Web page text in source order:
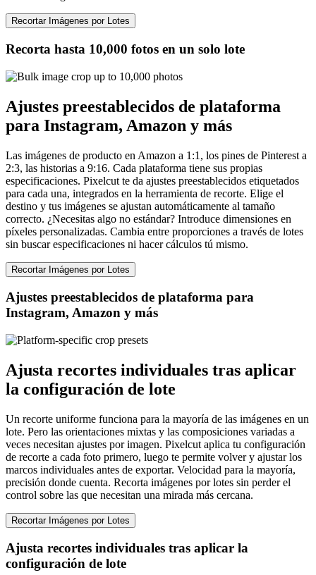
Recortar Imágenes por Lotes
Recorta hasta 10,000 fotos en un solo lote
Ajustes preestablecidos de plataforma
para Instagram, Amazon y más
Las imágenes de producto en Amazon a 1:1, los pines de Pinterest a
2:3, las historias a 9:16. Cada plataforma tiene sus propias
especificaciones. Pixelcut te da ajustes preestablecidos etiquetados
para cada una, integrados en la herramienta de recorte. Elige el
destino y tus imágenes se ajustan automáticamente al tamaño
correcto. ¿Necesitas algo no estándar? Introduce dimensiones en
píxeles personalizadas. Cambia entre proporciones a través de lotes
sin buscar especificaciones ni hacer cálculos tú mismo.
Recortar Imágenes por Lotes
Ajustes preestablecidos de plataforma para
Instagram, Amazon y más
Ajusta recortes individuales tras aplicar
la configuración de lote
Un recorte uniforme funciona para la mayoría de las imágenes en un
lote. Pero las orientaciones mixtas y las composiciones variadas a
veces necesitan ajustes por imagen. Pixelcut aplica tu configuración
de recorte a cada foto primero, luego te permite volver y ajustar los
marcos individuales antes de exportar. Velocidad para la mayoría,
precisión donde cuenta. Recorta imágenes por lotes sin perder el
control sobre las que necesitan una mirada más cercana.
Recortar Imágenes por Lotes
Ajusta recortes individuales tras aplicar la
configuración de lote